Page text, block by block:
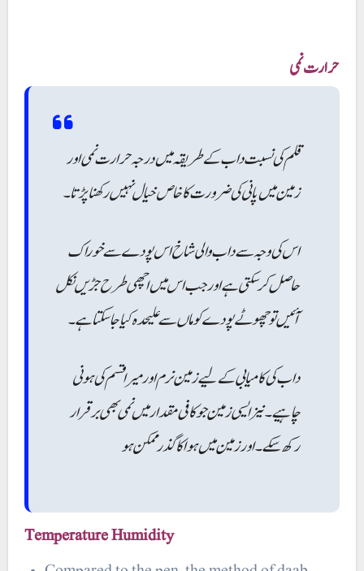
حرارت نمی
قلم کی نسبت داب کے طریقہ میں درجہ حرارت نمی اور
زمین میں پانی کی ضرورت کا خاص خیال نہیں رکھنا پڑتا۔
اس کی وجہ سے داب والی شاخ اس پودے سے خوراک
حاصل کر سکتی ہے اور جب اس میں اچھی طرح جڑیں نکل
آئیں تو چھوٹے پودے کو ماں سے علیحدہ کیا جاسکتا ہے۔
داب کی کامیابی کے لیے زمین نرم اور میرا قسم کی ہونی
چاہیے۔ نیز ایسی زمین جو کافی مقدار میں نمی بھی برقرار
رکھ سکے۔ اور زمین میں ہوا کا گذر ممکن ہو
Temperature Humidity